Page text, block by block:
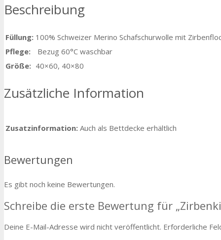
Beschreibung
Füllung: 100% Schweizer Merino Schafschurwolle mit
Pflege:
Bezug 60°C waschbar
Größe: 40×60, 40×80
Zusätzliche Information
Zusatzinformation: Auch als Bettdecke erhältlich
Bewertungen
Es gibt noch keine Bewertungen.
Schreibe die erste Bewertung für
Deine E-Mail-Adresse wird nicht veröffentlicht. Erforderliche